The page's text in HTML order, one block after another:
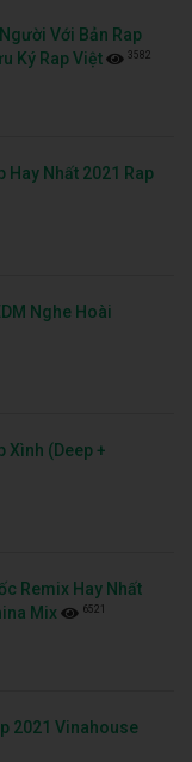
Với Bản Rap
Ký Rap Việt
3582
Hay Nhất 2021 Rap
Nghe Hoài
Xình (Deep +
Remix Hay Nhất
Mix
6521
2021 Vinahouse